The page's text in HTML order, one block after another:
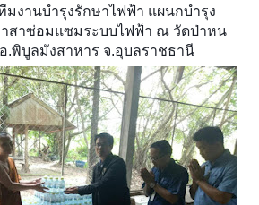
มงานบำรุงรักษาไฟฟ้า แผนกบำรุง
สาซ่อมแซมระบบไฟฟ้า ณ วัดป่าหน
.พิบูลมังสาหาร จ.อุบลราชธานี